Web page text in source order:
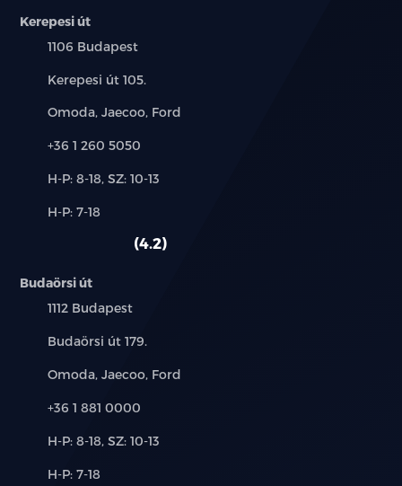
4 elektromos ablakemelő; vezetőoldalon
Hátsó sorban könyöklők
Első napellenzők megvilágított tükörrel
Padlópolc a csomagtartóban
12 V-os csatlakozó
PM2.5 levegőszűrő
DAB és FM rádió
Kerepesi út
Település:
1106 Budapest
Cím:
Kerepesi út 105.
Márkák:
Omoda, Jaecoo, Ford
Telefon:
+36 1 260 5050
Új-
használt
H-P: 8-18, SZ: 10-13
Alkatrész,
H-P: 7-18
4.2
Budaörsi út
Település:
1112 Budapest
Cím:
Budaörsi út 179.
Márkák:
Omoda, Jaecoo, Ford
Telefon:
+36 1 881 0000
Új-
használt
H-P: 8-18, SZ: 10-13
Alkatrész,
H-P: 7-18